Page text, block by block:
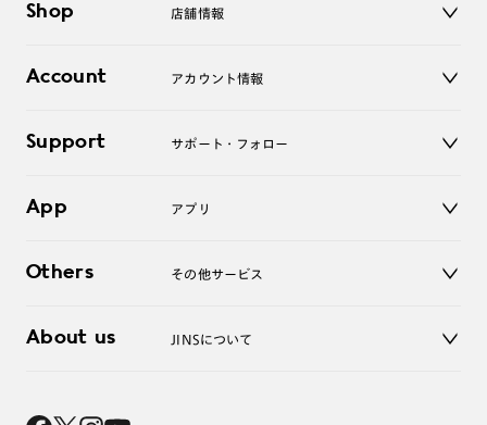
サングラス
コンタクトレンズ
アクセサリー
Shop 店舗情報
オンラインショップ
Account アカウント情報
ログアウト
Support サポート・フォロー
よくあるご質問
お問い合わせ
App アプリ
Others その他サービス
レンズ交換
About us JINSについて